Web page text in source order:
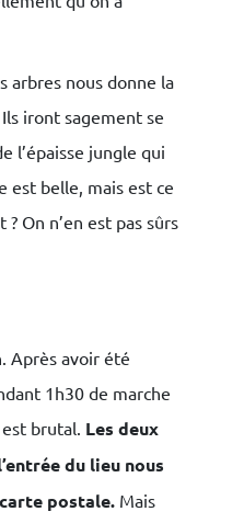
arbres nous donne la
iront sagement se
l’épaisse jungle qui
est belle, mais est ce
On n’en est pas sûrs
Après avoir été
1h30 de marche
brutal. Les deux
du lieu nous
postale.Mais